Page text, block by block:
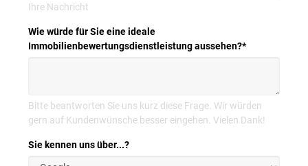
Ihre Nachricht
Wie würde für Sie eine ideale
Immobilienbewertungsdienstleistung aussehen?*
Bitte beantworten Sie uns kurz diese Frage. Wir würden
gern auf Kundenwünsche besser eingehen. Vielen Dank!
Sie kennen uns über...?